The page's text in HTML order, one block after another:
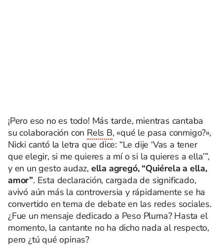
¡Pero eso no es todo! Más tarde, mientras cantaba
su colaboración con Rels B, «qué le pasa conmigo?»,
Nicki cantó la letra que dice: “Le dije ‘Vas a tener
que elegir, si me quieres a mí o si la quieres a ella’”,
y en un gesto audaz, ella agregó, “Quiérela a ella,
amor”. Esta declaración, cargada de significado,
avivó aún más la controversia y rápidamente se ha
convertido en tema de debate en las redes sociales.
¿Fue un mensaje dedicado a Peso Pluma? Hasta el
momento, la cantante no ha dicho nada al respecto,
pero ¿tú qué opinas?